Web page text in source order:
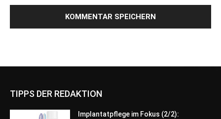
TIPPS DER REDAKTION
Implantatpflege im Fokus (2/2):